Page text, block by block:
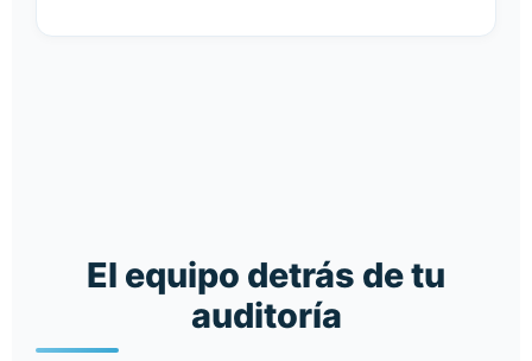
El equipo detrás de tu
auditoría